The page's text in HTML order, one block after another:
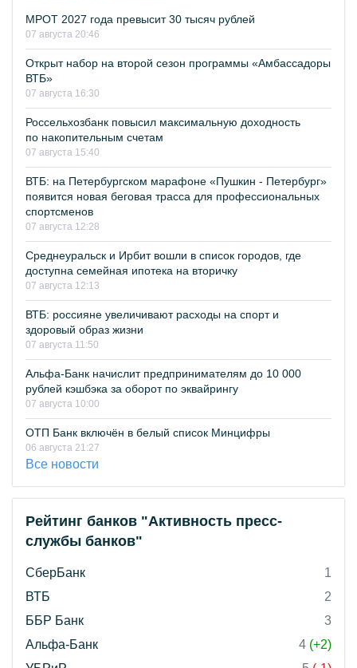
МРОТ 2027 года превысит 30 тысяч рублей
07 августа 20:46
Открыт набор на второй сезон программы «Амбассадоры
ВТБ»
07 августа 16:30
Россельхозбанк повысил максимальную доходность
по накопительным счетам
07 августа 15:40
ВТБ: на Петербургском марафоне «Пушкин - Петербург»
появится новая беговая трасса для профессиональных
спортсменов
07 августа 12:28
Среднеуральск и Ирбит вошли в список городов, где
доступна семейная ипотека на вторичку
07 августа 12:13
ВТБ: россияне увеличивают расходы на спорт и
здоровый образ жизни
07 августа 11:50
Альфа-Банк начислит предпринимателям до 10 000
рублей кэшбэка за оборот по эквайрингу
07 августа 10:00
ОТП Банк включён в белый список Минцифры
06 августа 21:27
Все новости
Рейтинг банков "Активность пресс-
службы банков"
СберБанк
1
ВТБ
2
ББР Банк
3
Альфа-Банк
4 (+2)